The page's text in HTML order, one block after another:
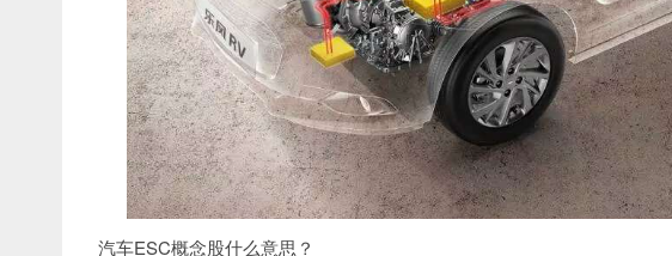
汽车ESC概念股什么意思？